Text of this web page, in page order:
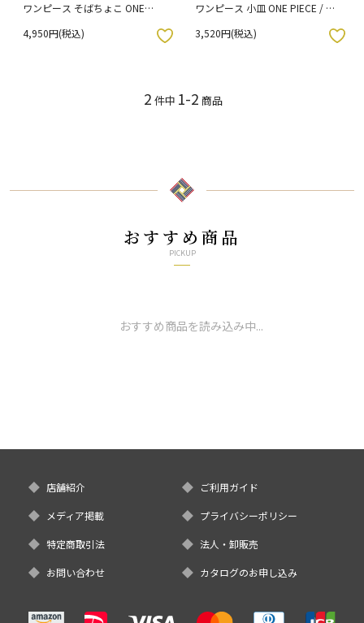
ワンピース そばちょこ ONE
4,950円(税込)
ワンピース 小皿 ONE PIECE / 青
3,520円(税込)
お気に入りボタン
2 件中 1-2 商品
おすすめ商品
PICKUP
おすすめ商品を読み込み中...
店舗紹介 ご利用ガイド
メディア掲載 プライバシーポリシー
特定商取引法 法人・卸販売
お問い合わせ カタログのお申し込み